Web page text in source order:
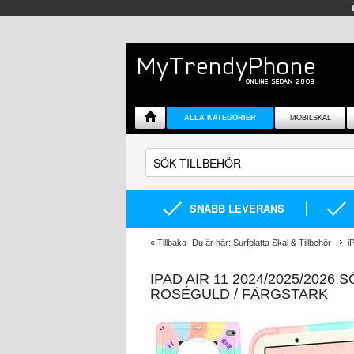
ALLA KATEGORIER MOBILSKAL
SNABB LEVERANS
« Tillbaka Du är här: Surfplatta Skal & Tillbehör
IPAD AIR 11 2024/2025/2026
ROSÉGULD / FÄRGSTARK